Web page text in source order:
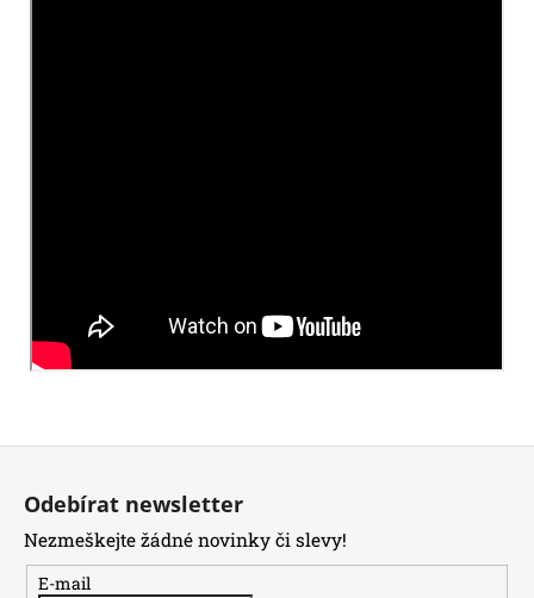
Odebírat newsletter
Nezmeškejte žádné novinky či slevy!
E-mail